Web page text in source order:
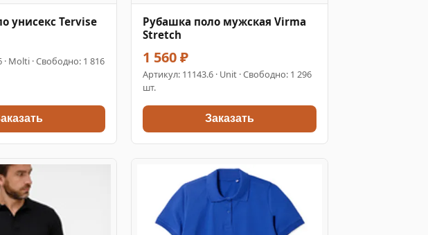
унисекс Tervise
· Molti · Свободно: 1 816
Рубашка поло мужская Virma
Stretch
1 560 ₽
Артикул: 11143.6 · Unit · Свободно: 1 296
шт.
Заказать